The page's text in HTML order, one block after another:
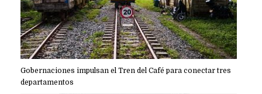
Gobernaciones impulsan el Tren del Café para conectar tres
departamentos